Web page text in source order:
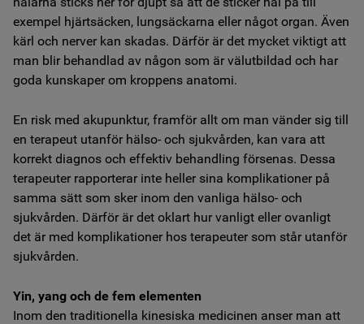
exempel hjärtsäcken, lungsäckarna eller något organ. Även
kärl och nerver kan skadas. Därför är det mycket viktigt att
man blir behandlad av någon som är välutbildad och har
goda kunskaper om kroppens anatomi.
En risk med akupunktur, framför allt om man vänder sig till
en terapeut utanför hälso- och sjukvården, kan vara att
korrekt diagnos och effektiv behandling försenas. Dessa
terapeuter rapporterar inte heller sina komplikationer på
samma sätt som sker inom den vanliga hälso- och
sjukvården. Därför är det oklart hur vanligt eller ovanligt
det är med komplikationer hos terapeuter som står utanför
sjukvården.
Yin, yang och de fem elementen
Inom den traditionella kinesiska medicinen anser man att